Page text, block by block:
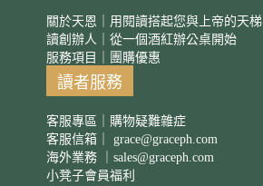
關於天恩｜用閱讀搭起您與上帝的天梯
讀創辦人｜從一個酒紅辦公桌開始
服務項目｜團購優惠
讀者服務
客服專區｜購物疑難雜症
客服信箱｜ grace@graceph.com
海外業務 ｜ sales@graceph.com
小凳子會員福利